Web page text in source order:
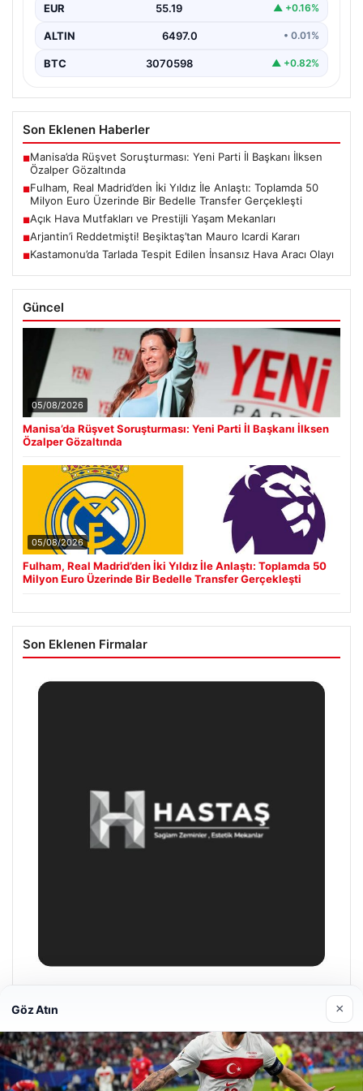
pazarlığında önemli bir adım attı. İngiltere temsilcisi,
EUR 55.19 ▲ +0.16%
ALTIN 6497.0 • 0.01%
BTC 3070598 ▲ +0.82%
Son Eklenen Haberler
■Manisa’da Rüşvet Soruşturması: Yeni Parti İl Başkanı İlksen
Özalper Gözaltında
■Fulham, Real Madrid’den İki Yıldız İle Anlaştı: Toplamda 50
Milyon Euro Üzerinde Bir Bedelle Transfer Gerçekleşti
■Açık Hava Mutfakları ve Prestijli Yaşam Mekanları
■Arjantin’i Reddetmişti! Beşiktaş’tan Mauro Icardi Kararı
■Kastamonu’da Tarlada Tespit Edilen İnsansız Hava Aracı Olayı
Güncel
05/08/2026
Manisa’da Rüşvet Soruşturması: Yeni Parti İl Başkanı İlksen
Özalper Gözaltında
05/08/2026
Fulham, Real Madrid’den İki Yıldız İle Anlaştı: Toplamda 50
Milyon Euro Üzerinde Bir Bedelle Transfer Gerçekleşti
Son Eklenen Firmalar
Göz Atın ×